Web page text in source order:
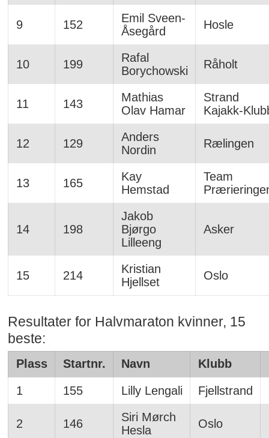
9 152
Emil Sveen-
Åsegård
Hosle
10 199
Rafal
Borychowski
Råholt
11 143
Mathias
Olav Hamar
Strand
Kajakk-
12 129
Anders
Nordin
Rælingen
13 165
Kay
Hemstad
Team
14 198
Jakob
Bjørgo
Lilleeng
Asker
15 214
Kristian
Hjellset
Oslo
Resultater for Halvmaraton kvinner, 15
beste:
Plass Startnr. Navn Klubb
1 155 Lilly Lengali Fjellstrand
2 146
Siri Mørch
Hesla
Oslo